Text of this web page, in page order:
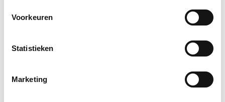
keuzes worden doorgegeven aan onze partners en
hebben geen invloed op de surfgegevens. Zie voor meer
Voorkeuren
Statistieken
Marketing